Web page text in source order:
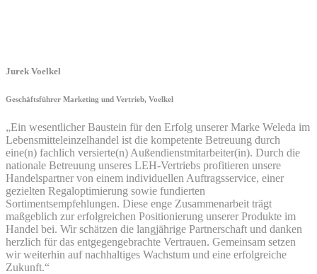
Jurek Voelkel
Geschäftsführer Marketing und Vertrieb, Voelkel
„Ein wesentlicher Baustein für den Erfolg unserer Marke Weleda im
Lebensmitteleinzelhandel ist die kompetente Betreuung durch
eine(n) fachlich versierte(n) Außendienstmitarbeiter(in). Durch die
nationale Betreuung unseres LEH-Vertriebs profitieren unsere
Handelspartner von einem individuellen Auftragsservice, einer
gezielten Regaloptimierung sowie fundierten
Sortimentsempfehlungen. Diese enge Zusammenarbeit trägt
maßgeblich zur erfolgreichen Positionierung unserer Produkte im
Handel bei. Wir schätzen die langjährige Partnerschaft und danken
herzlich für das entgegengebrachte Vertrauen. Gemeinsam setzen
wir weiterhin auf nachhaltiges Wachstum und eine erfolgreiche
Zukunft.“